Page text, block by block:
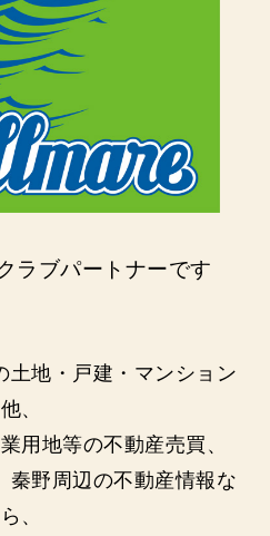
ラブパートナーです
土地・戸建・マンション
他、
用地等の不動産売買、
秦野周辺の不動産情報な
ら、